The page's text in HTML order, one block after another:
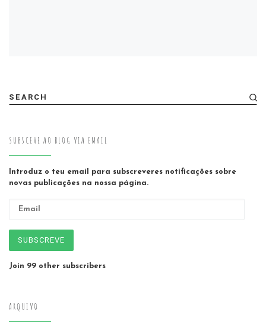
SEARCH
SUBSCEVE AO BLOG VIA EMAIL
Introduz o teu email para subscreveres notificações sobre
novas publicações na nossa página.
SUBSCREVE
Join 99 other subscribers
ARQUIVO